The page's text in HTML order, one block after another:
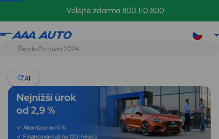
Volejte zdarma 800 110 800
Seat
AI